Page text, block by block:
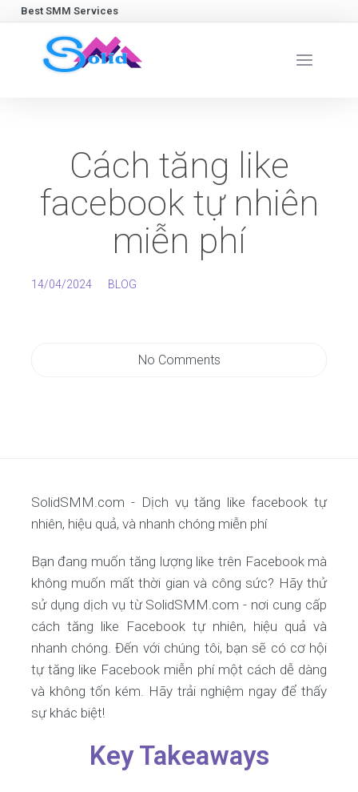
Best SMM Services
Cách tăng like
facebook tự nhiên
miễn phí
14/04/2024 BLOG
No Comments
SolidSMM.com - Dịch vụ tăng like facebook tự
nhiên, hiệu quả, và nhanh chóng miễn phí
Bạn đang muốn tăng lượng like trên Facebook mà
không muốn mất thời gian và công sức? Hãy thử
sử dụng dịch vụ từ SolidSMM.com - nơi cung cấp
cách tăng like Facebook tự nhiên, hiệu quả và
nhanh chóng. Đến với chúng tôi, bạn sẽ có cơ hội
tự tăng like Facebook miễn phí một cách dễ dàng
và không tốn kém. Hãy trải nghiệm ngay để thấy
sự khác biệt!
Key Takeaways